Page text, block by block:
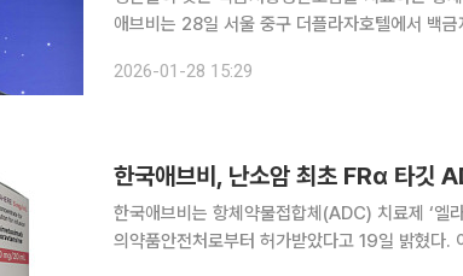
애브비는 28일 서울 중구 더플라자호텔에서 백
에 최초(first-in-class) 승인된 ADC로, 10년 만
2026-01-28 15:29
한국애브비, 난소암 최초 FRα 타깃
한국애브비는 항체약물접합체(ADC) 치료제 ‘엘
의약품안전처로부터 허가받았다고 19일 밝혔다. 이번 허가는 이전에 한 가지에서 세 가지의 전신 요